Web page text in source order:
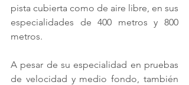
pista cubierta como de aire libre, en sus
especialidades de 400 metros y 800
metros.
A pesar de su especialidad en pruebas
de velocidad y medio fondo, también